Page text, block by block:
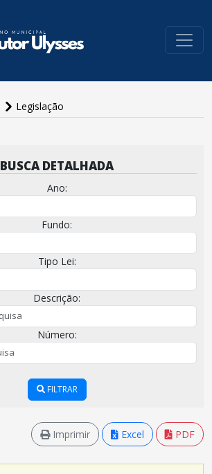
Legislação
BUSCA DETALHADA
Ano:
Fundo:
Tipo Lei:
Descrição:
Número:
FILTRAR
Imprimir Excel PDF